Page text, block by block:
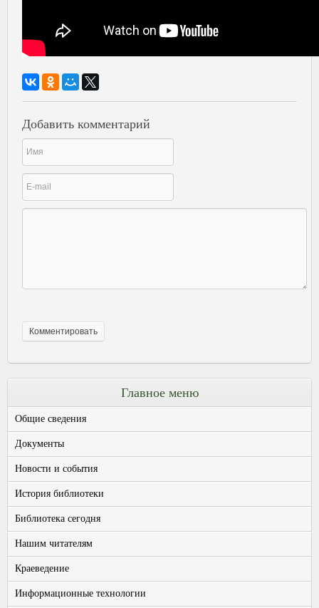
Добавить комментарий
Главное меню
Общие сведения
Документы
Новости и события
История библиотеки
Библиотека сегодня
Нашим читателям
Краеведение
Информационные технологии